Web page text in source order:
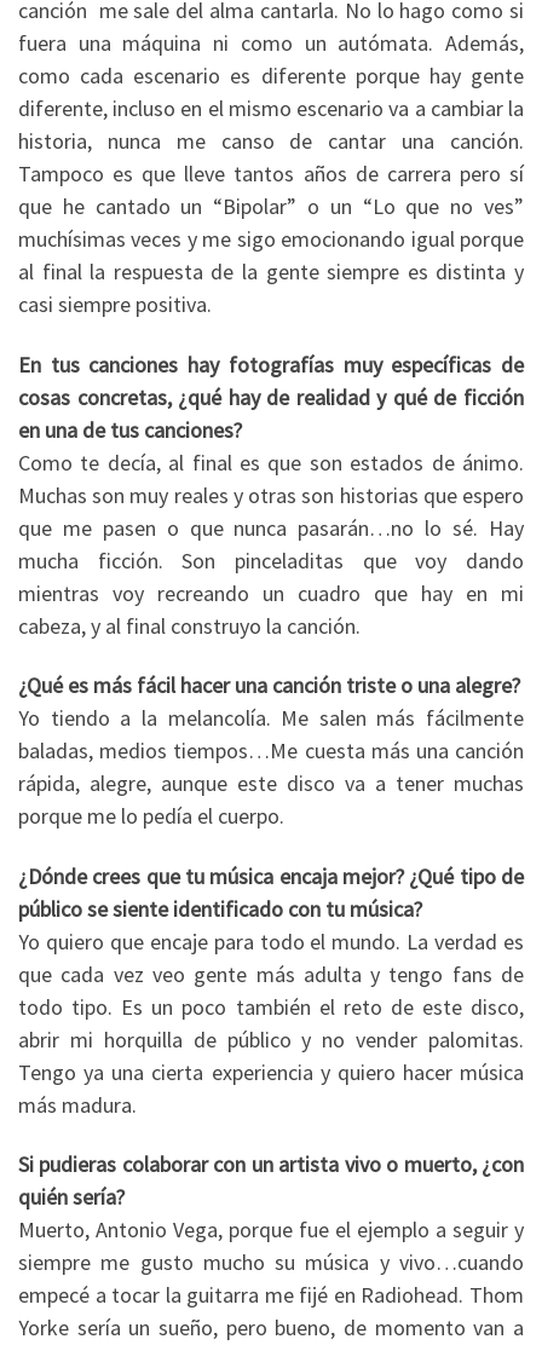
canción me sale del alma cantarla. No lo hago como si
fuera una máquina ni como un autómata. Además,
como cada escenario es diferente porque hay gente
diferente, incluso en el mismo escenario va a cambiar la
historia, nunca me canso de cantar una canción.
Tampoco es que lleve tantos años de carrera pero sí
que he cantado un “Bipolar” o un “Lo que no ves”
muchísimas veces y me sigo emocionando igual porque
al final la respuesta de la gente siempre es distinta y
casi siempre positiva.
En tus canciones hay fotografías muy específicas de
cosas concretas, ¿qué hay de realidad y qué de ficción
en una de tus canciones?
Como te decía, al final es que son estados de ánimo.
Muchas son muy reales y otras son historias que espero
que me pasen o que nunca pasarán…no lo sé. Hay
mucha ficción. Son pinceladitas que voy dando
mientras voy recreando un cuadro que hay en mi
cabeza, y al final construyo la canción.
¿Qué es más fácil hacer una canción triste o una alegre?
Yo tiendo a la melancolía. Me salen más fácilmente
baladas, medios tiempos…Me cuesta más una canción
rápida, alegre, aunque este disco va a tener muchas
porque me lo pedía el cuerpo.
¿Dónde crees que tu música encaja mejor? ¿Qué tipo de
público se siente identificado con tu música?
Yo quiero que encaje para todo el mundo. La verdad es
que cada vez veo gente más adulta y tengo fans de
todo tipo. Es un poco también el reto de este disco,
abrir mi horquilla de público y no vender palomitas.
Tengo ya una cierta experiencia y quiero hacer música
más madura.
Si pudieras colaborar con un artista vivo o muerto, ¿con
quién sería?
Muerto, Antonio Vega, porque fue el ejemplo a seguir y
siempre me gusto mucho su música y vivo…cuando
empecé a tocar la guitarra me fijé en Radiohead. Thom
Yorke sería un sueño, pero bueno, de momento van a